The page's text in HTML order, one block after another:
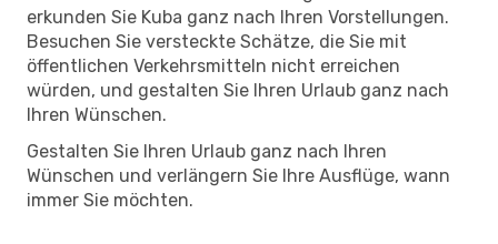
erkunden Sie Kuba ganz nach Ihren Vorstellungen.
Besuchen Sie versteckte Schätze, die Sie mit
öffentlichen Verkehrsmitteln nicht erreichen
würden, und gestalten Sie Ihren Urlaub ganz nach
Ihren Wünschen.
Gestalten Sie Ihren Urlaub ganz nach Ihren
Wünschen und verlängern Sie Ihre Ausflüge, wann
immer Sie möchten.